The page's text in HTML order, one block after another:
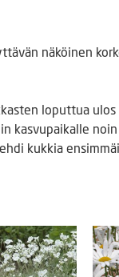
näköinen
loputtua
kasvupaikalle
kukkia